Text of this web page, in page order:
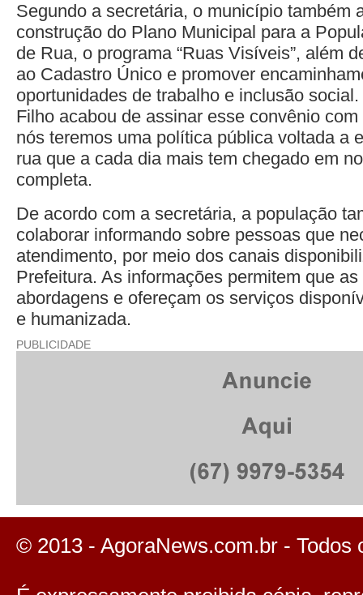
Segundo a secretária, o município também
construção do Plano Municipal para a
de Rua, o programa “Ruas Visíveis”, além
ao Cadastro Único e promover
oportunidades de trabalho e inclusão
Filho acabou de assinar esse convênio
nós teremos uma política pública voltada a
rua que a cada dia mais tem chegado em
completa.
De acordo com a secretária, a população
colaborar informando sobre pessoas que
atendimento, por meio dos canais
Prefeitura. As informações permitem que
abordagens e ofereçam os serviços
e humanizada.
PUBLICIDADE
© 2013 - AgoraNews.com.br - Todos